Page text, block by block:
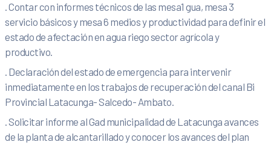
. Contar con informes técnicos de las mesa1 gua, mesa 3
servicio básicos y mesa 6 medios y productividad para definir el
estado de afectación en agua riego sector agrícola y
productivo.
. Declaración del estado de emergencia para intervenir
inmediatamente en los trabajos de recuperación del canal Bi
Provincial Latacunga- Salcedo- Ambato.
. Solicitar informe al Gad municipalidad de Latacunga avances
de la planta de alcantarillado y conocer los avances del plan